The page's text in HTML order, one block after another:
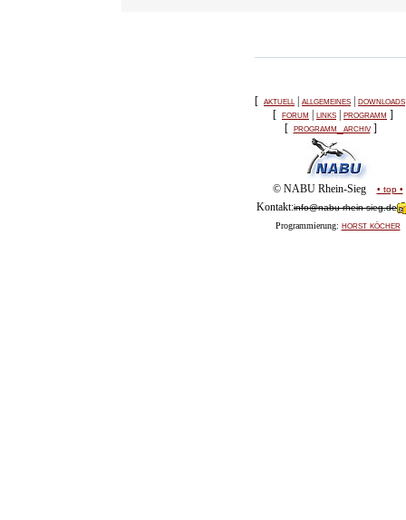
[ aktuell| allgemeines downloads
[ forum links programm ]
[ programm_archiv ]
© NABU Rhein-Sieg • top •
Kontakt:info@nabu-rhein-sieg.de
Programmierung: horst köcher